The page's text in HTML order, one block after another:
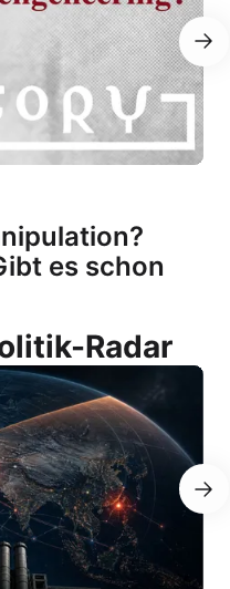
es schon
Radar